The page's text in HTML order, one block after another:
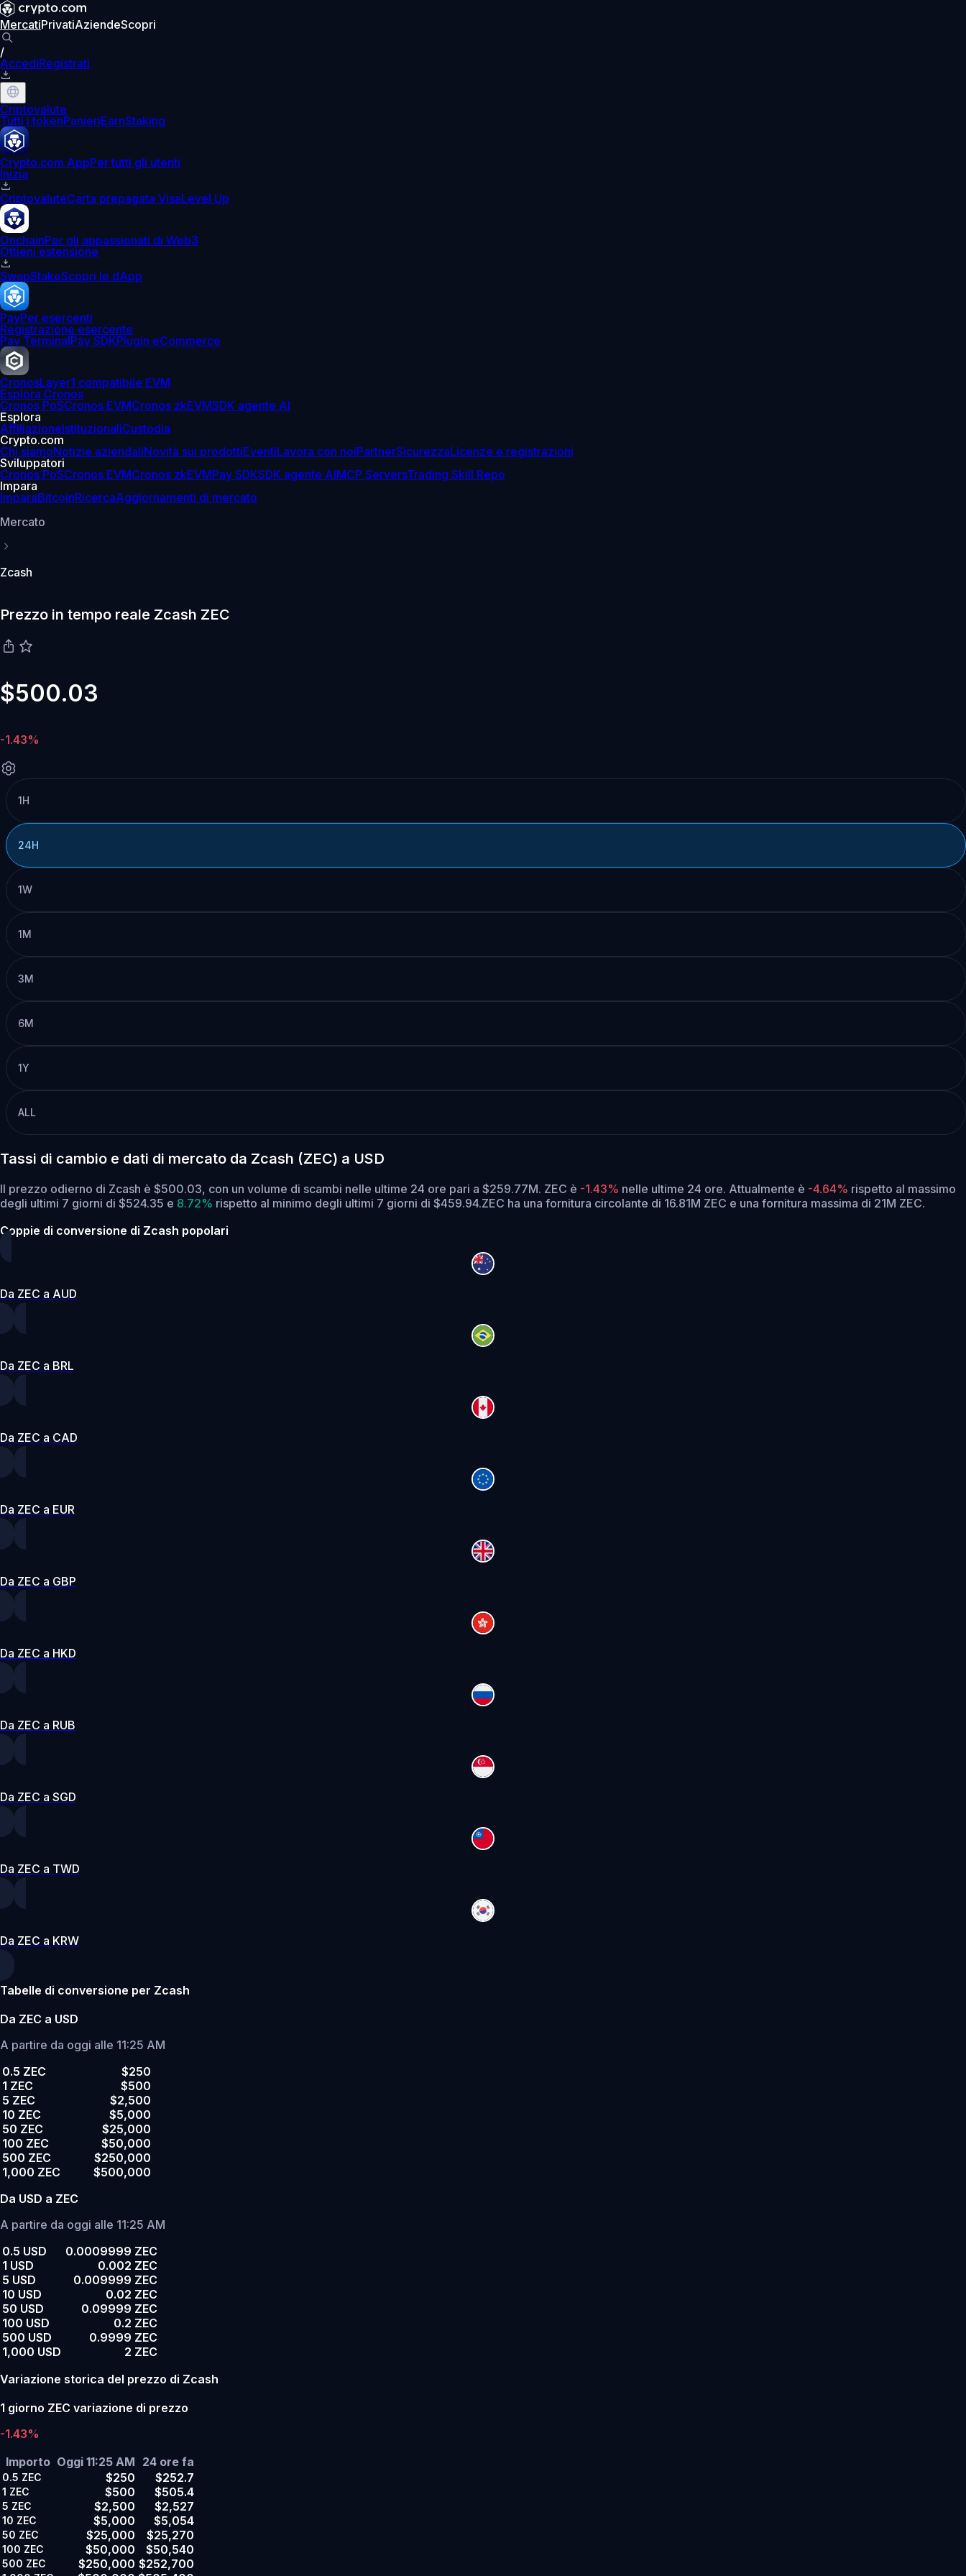
MercatiPrivatiAziendeScopri
/
AccediRegistrati
Criptovalute
Tutti i tokenPanieriEarnStaking
Crypto.com AppPer tutti gli utenti
Inizia
CriptovaluteCarta prepagata VisaLevel Up
OnchainPer gli appassionati di Web3
Ottieni estensione
SwapStakeScopri le dApp
PayPer esercenti
Registrazione esercente
Pay TerminalPay SDKPlugin eCommerce
CronosLayer1 compatibile EVM
Esplora Cronos
Cronos PoSCronos EVMCronos zkEVMSDK agente AI
Esplora
AffiliazioneIstituzionaliCustodia
Crypto.com
Chi siamoNotizie aziendaliNovità sui prodottiEventiLavora con noiPartnerSicurezzaLicenze e registrazioni
Sviluppatori
Cronos PoSCronos EVMCronos zkEVMPay SDKSDK agente AIMCP ServersTrading Skill Repo
Impara
ImparaBitcoinRicercaAggiornamenti di mercato
Mercato
Zcash
Prezzo in tempo reale Zcash ZEC
$500.03
-1.43%
1H
24H
1W
1M
3M
6M
1Y
ALL
Tassi di cambio e dati di mercato da Zcash (ZEC) a USD
Il prezzo odierno di Zcash è $500.03, con un volume di scambi nelle ultime 24 ore pari a $259.77M. ZEC è -1.43% nelle ultime 24 ore. Attualmente è -4.64% rispetto al massimo
degli ultimi 7 giorni di $524.35 e 8.72% rispetto al minimo degli ultimi 7 giorni di $459.94.ZEC ha una fornitura circolante di 16.81M ZEC e una fornitura massima di 21M ZEC.
Coppie di conversione di Zcash popolari
Da ZEC a AUD
Da ZEC a BRL
Da ZEC a CAD
Da ZEC a EUR
Da ZEC a GBP
Da ZEC a HKD
Da ZEC a RUB
Da ZEC a SGD
Da ZEC a TWD
Da ZEC a KRW
Tabelle di conversione per Zcash
Da ZEC a USD
A partire da oggi alle 11:25 AM
0.5 ZEC
$250
1 ZEC
$500
5 ZEC
$2,500
10 ZEC
$5,000
50 ZEC
$25,000
100 ZEC
$50,000
500 ZEC
$250,000
1,000 ZEC
$500,000
Da USD a ZEC
A partire da oggi alle 11:25 AM
0.5 USD
0.0009999 ZEC
1 USD
0.002 ZEC
5 USD
0.009999 ZEC
10 USD
0.02 ZEC
50 USD
0.09999 ZEC
100 USD
0.2 ZEC
500 USD
0.9999 ZEC
1,000 USD
2 ZEC
Variazione storica del prezzo di Zcash
1 giorno ZEC variazione di prezzo
-1.43%
Importo Oggi 11:25 AM 24 ore fa
0.5 ZEC $250 $252.7
1 ZEC $500 $505.4
5 ZEC $2,500 $2,527
10 ZEC $5,000 $5,054
50 ZEC $25,000 $25,270
100 ZEC $50,000 $50,540
500 ZEC $250,000 $252,700